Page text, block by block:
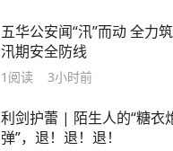
五华公安闻“汛”而动 全力
汛期安全防线
1 阅读 3小时前
利剑护蕾 | 陌生人的“糖衣
弹”，退！退！退！